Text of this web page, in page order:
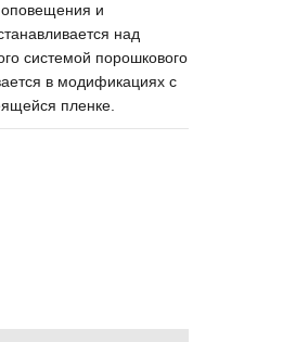
и
над
системой порошкового
в модификациях с
пленке.